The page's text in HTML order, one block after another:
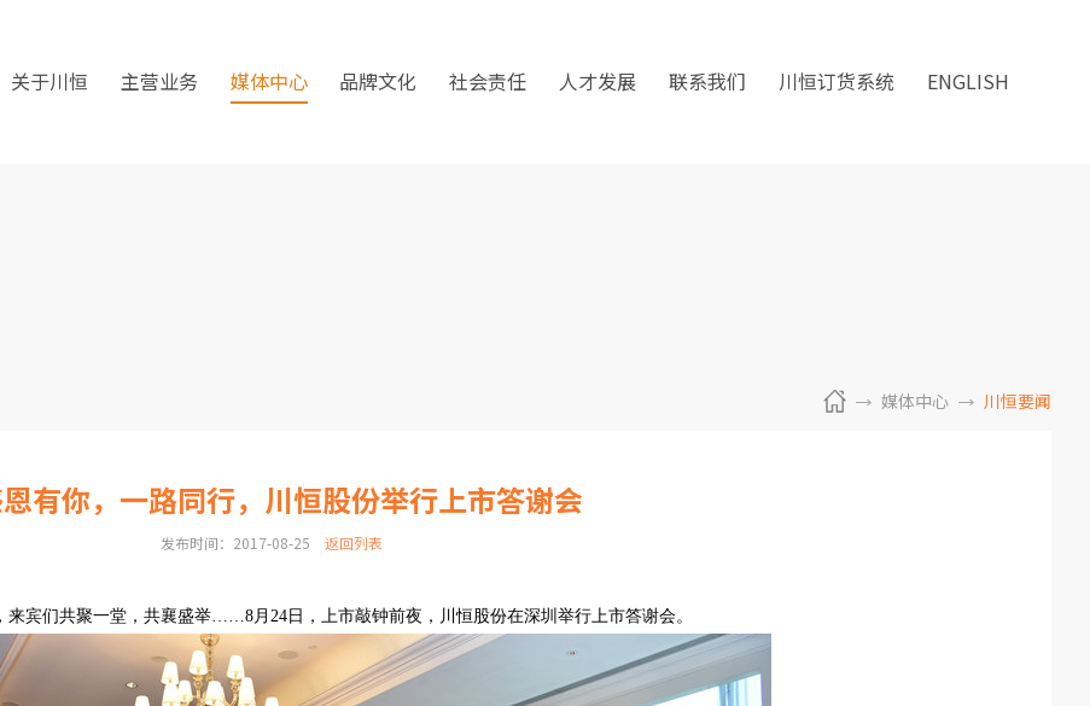
关于川恒 主营业务 媒体中心 品牌文化 社会责任 人才发展 联系我们 川恒订货系统 ENGLISH
媒体中心 川恒要闻
有你，一路同行，川恒股份举行上市答谢会
发布时间：2017-08-25 返回列表
来宾们共聚一堂，共襄盛举……8月24日，上市敲钟前夜，川恒股份在深圳举行上市答谢会。